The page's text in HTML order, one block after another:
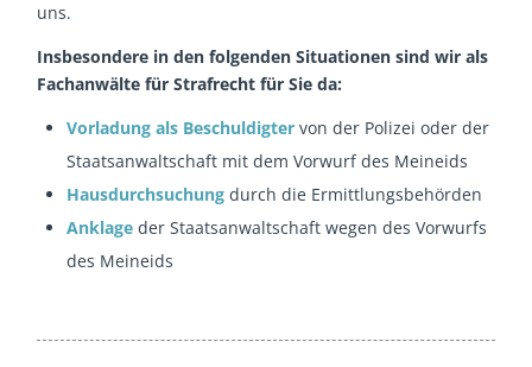
uns.
Insbesondere in den folgenden Situationen sind wir als
Fachanwälte für Strafrecht für Sie da:
Vorladung als Beschuldigter von der Polizei oder der
Staatsanwaltschaft mit dem Vorwurf des Meineids
Hausdurchsuchung durch die Ermittlungsbehörden
Anklage der Staatsanwaltschaft wegen des Vorwurfs
des Meineids